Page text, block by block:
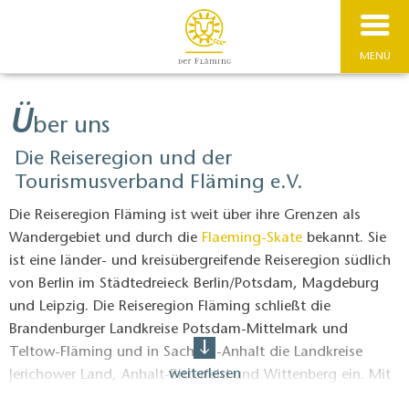
MENÜ
Über uns
Die Reiseregion und der
Tourismusverband Fläming e.V.
Die Reiseregion Fläming ist weit über ihre Grenzen als
Wandergebiet und durch die Flaeming-Skate bekannt. Sie
ist eine länder- und kreisübergreifende Reiseregion südlich
von Berlin im Städtedreieck Berlin/Potsdam, Magdeburg
und Leipzig. Die Reiseregion Fläming schließt die
Brandenburger Landkreise Potsdam-Mittelmark und
Teltow-Fläming und in Sachsen-Anhalt die Landkreise
Jerichower Land, Anhalt-Bitterfeld und Wittenberg ein. Mit
weiterlesen